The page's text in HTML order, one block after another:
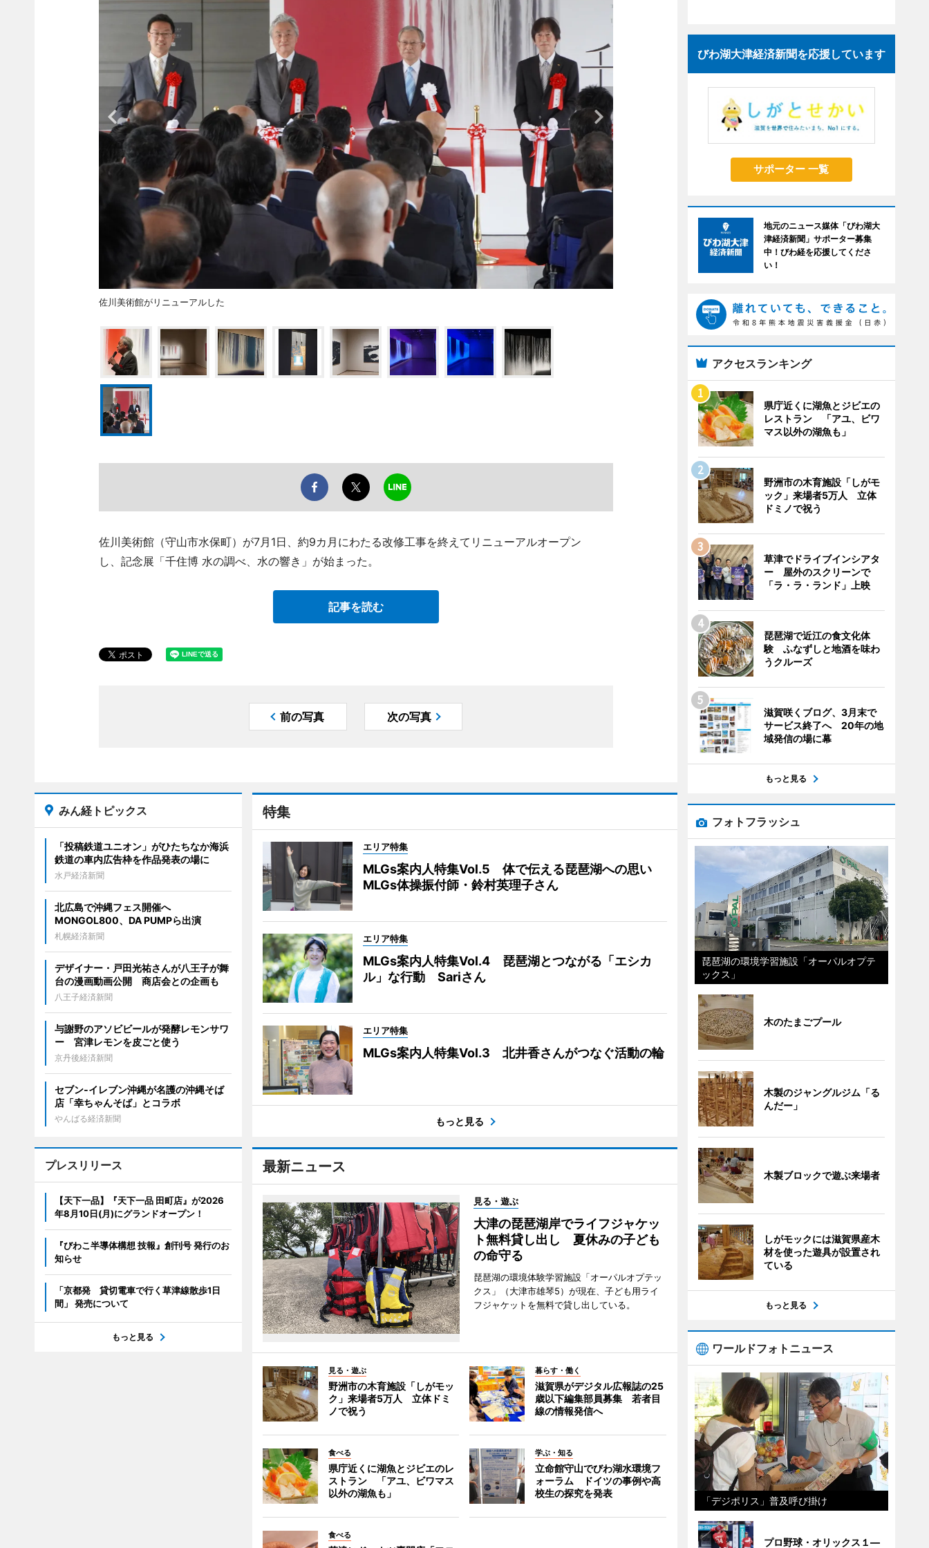
佐川美術館がリニューアルした
佐川美術館（守山市水保町）が7月1日、約9カ月にわたる改修工事を終えてリニューアルオープン
し、記念展「千住博 水の調べ、水の響き」が始まった。
記事を読む
前の写真 次の写真
特集
エリア特集
MLGs案内人特集Vol.5 体で伝える琵琶湖への思い
MLGs体操振付師・鈴村英理子さん
エリア特集
MLGs案内人特集Vol.4 琵琶湖とつながる「エシカ
ル」な行動 Sariさん
エリア特集
MLGs案内人特集Vol.3 北井香さんがつなぐ活動の輪
もっと見る
最新ニュース
見る・遊ぶ
大津の琵琶湖岸でライフジャケッ
ト無料貸し出し 夏休みの子ども
の命守る
琵琶湖の環境体験学習施設「オーパルオプテッ
クス」（大津市雄琴5）が現在、子ども用ライ
フジャケットを無料で貸し出している。
見る・遊ぶ
野洲市の木育施設「しがモッ
ク」来場者5万人 立体ドミ
ノで祝う
暮らす・働く
滋賀県がデジタル広報誌の25
歳以下編集部員募集 若者目
線の情報発信へ
食べる
県庁近くに湖魚とジビエのレ
ストラン 「アユ、ビワマス
以外の湖魚も」
学ぶ・知る
立命館守山でびわ湖水環境フ
ォーラム ドイツの事例や高
校生の探究を発表
食べる
みん経トピックス
「投稿鉄道ユニオン」がひたちなか海浜
鉄道の車内広告枠を作品発表の場に
水戸経済新聞
北広島で沖縄フェス開催へ
MONGOL800、DA PUMPら出演
札幌経済新聞
デザイナー・戸田光祐さんが八王子が舞
台の漫画動画公開 商店会との企画も
八王子経済新聞
与謝野のアソビビールが発酵レモンサワ
ー 宮津レモンを皮ごと使う
京丹後経済新聞
セブン‐イレブン沖縄が名護の沖縄そば
店「幸ちゃんそば」とコラボ
やんばる経済新聞
プレスリリース
【天下一品】『天下一品 田町店』が2026
年8月10日(月)にグランドオープン！
『びわこ半導体構想 技報』創刊号 発行のお
知らせ
「京都発 貸切電車で行く草津線散歩1日
間」 発売について
もっと見る
びわ湖大津経済新聞を応援しています
サポーター 一覧
地元のニュース媒体「びわ湖大
津経済新聞」サポーター募集
中！びわ経を応援してくださ
い！
アクセスランキング
県庁近くに湖魚とジビエの
レストラン 「アユ、ビワ
マス以外の湖魚も」
野洲市の木育施設「しがモ
ック」来場者5万人 立体
ドミノで祝う
草津でドライブインシアタ
ー 屋外のスクリーンで
「ラ・ラ・ランド」上映
琵琶湖で近江の食文化体
験 ふなずしと地酒を味わ
うクルーズ
滋賀咲くブログ、3月末で
サービス終了へ 20年の地
域発信の場に幕
もっと見る
フォトフラッシュ
琵琶湖の環境学習施設「オーパルオプテ
ックス」
木のたまごプール
木製のジャングルジム「る
んだー」
木製ブロックで遊ぶ来場者
しがモックには滋賀県産木
材を使った遊具が設置され
ている
もっと見る
ワールドフォトニュース
「デジポリス」普及呼び掛け
プロ野球・オリックス１―